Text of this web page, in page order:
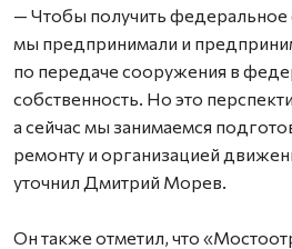
— Чтобы получить федеральное
мы предпринимали и
по передаче сооружения в
собственность. Но это
а сейчас мы занимаемся
ремонту и организацией
уточнил Дмитрий Морев.
Он также отметил, что